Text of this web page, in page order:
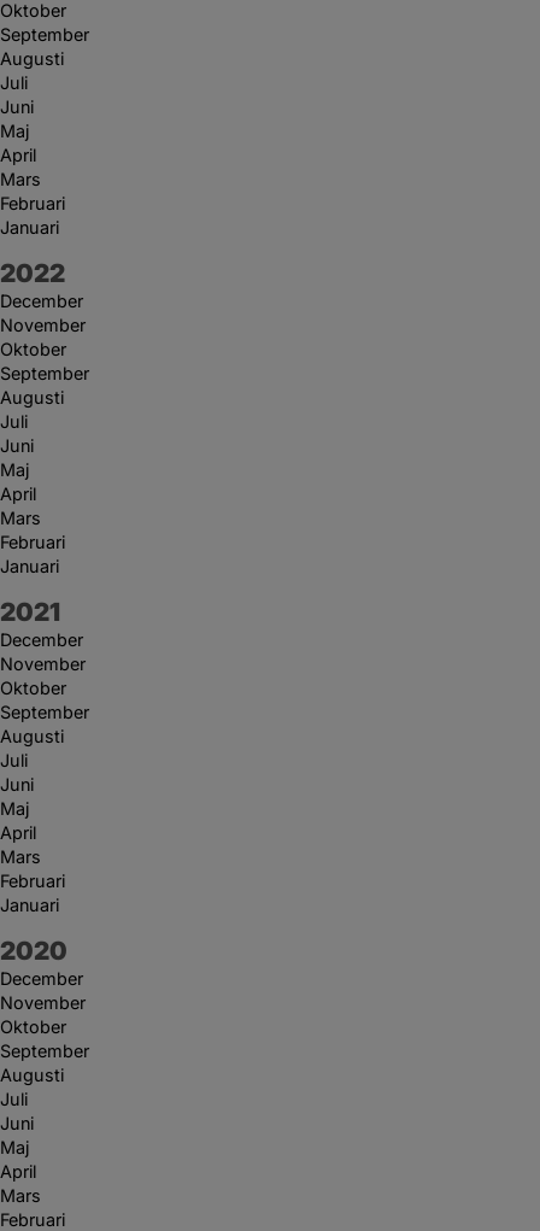
Oktober
September
Augusti
Juli
Juni
Maj
April
Mars
Februari
Januari
År:
2022
December
November
Oktober
September
Augusti
Juli
Juni
Maj
April
Mars
Februari
Januari
År:
2021
December
November
Oktober
September
Augusti
Juli
Juni
Maj
April
Mars
Februari
Januari
År:
2020
December
November
Oktober
September
Augusti
Juli
Juni
Maj
April
Mars
Februari